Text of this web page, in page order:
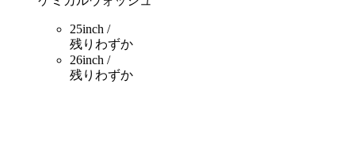
25inch /
残りわずか
26inch /
残りわずか